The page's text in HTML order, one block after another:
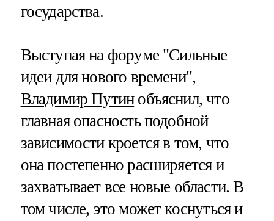
государства.
Выступая на форуме "Сильные
идеи для нового времени",
Владимир Путинобъяснил, что
главная опасность подобной
зависимости кроется в том, что
она постепенно расширяется и
захватывает все новые области. В
том числе, это может коснуться и